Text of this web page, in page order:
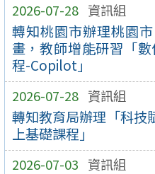
2026-07-28 資訊組
轉知桃園市辦理桃園
畫，教師增能研習「
程-Copilot」
2026-07-28 資訊組
轉知教育局辦理「科
上基礎課程」
2026-07-03 資訊組